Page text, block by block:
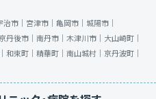
治市｜ 宮津市｜ 亀岡市｜ 城陽市｜
丹後市｜ 南丹市｜ 木津川市｜ 大山崎町｜
和束町｜ 精華町｜ 南山城村｜ 京丹波町｜